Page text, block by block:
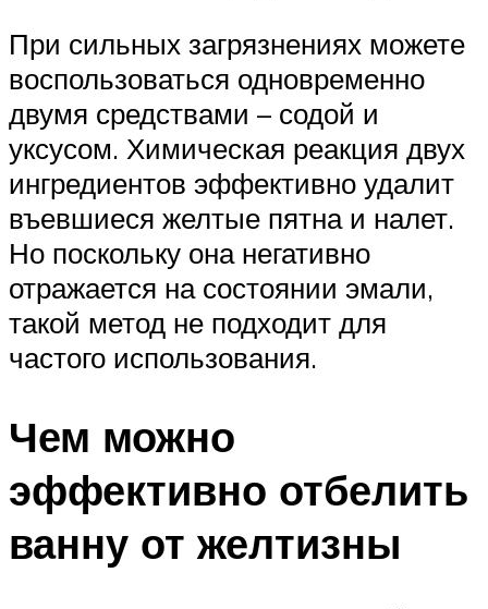
При сильных загрязнениях можете
воспользоваться одновременно
двумя средствами – содой и
уксусом. Химическая реакция двух
ингредиентов эффективно удалит
въевшиеся желтые пятна и налет.
Но поскольку она негативно
отражается на состоянии эмали,
такой метод не подходит для
частого использования.
Чем можно
эффективно отбелить
ванну от желтизны